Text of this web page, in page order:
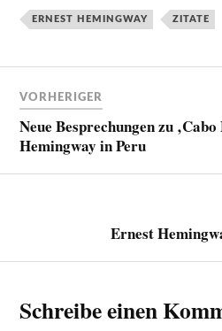
ERNEST HEMINGWAY ZITATE
VORHERIGER
Neue Besprechungen zu
Hemingway in Peru
Ernest
Schreibe einen